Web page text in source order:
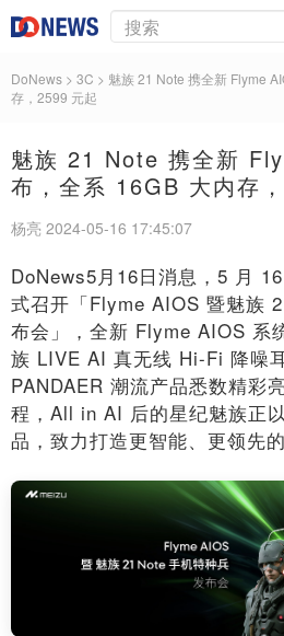
DoNews > 3C > 魅族 21 Note 携全新 Flyme
存，2599 元起
魅族 21 Note 携全新
布，全系 16GB 大内存
杨亮 2024-05-16 17:45:07
DoNews5月16日消息，5 月
式召开「Flyme AIOS 暨魅族
布会」，全新 Flyme AIOS 系
族 LIVE AI 真无线 Hi-Fi 降噪
PANDAER 潮流产品悉数精彩
程，All in AI 后的星纪魅族正
品，致力打造更智能、更领先的